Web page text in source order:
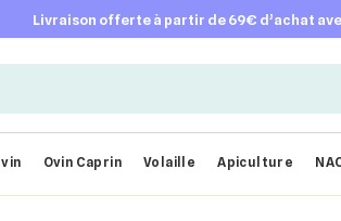
livraison offerte à partir de 69€ d’achat
Ovin Caprin Volaille Apiculture